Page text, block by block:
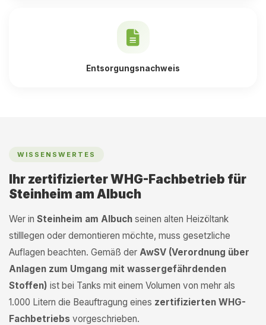
Entsorgungsnachweis
WISSENSWERTES
Ihr zertifizierter WHG-Fachbetrieb für
Steinheim am Albuch
Wer in Steinheim am Albuch seinen alten Heizöltank
stilllegen oder demontieren möchte, muss gesetzliche
Auflagen beachten. Gemäß der AwSV (Verordnung über
Anlagen zum Umgang mit wassergefährdenden
Stoffen) ist bei Tanks mit einem Volumen von mehr als
1.000 Litern die Beauftragung eines zertifizierten WHG-
Fachbetriebs vorgeschrieben.